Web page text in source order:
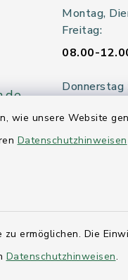
wie unsere Website
Datenschutzhinweisen
ermöglichen. Die
Datenschutzhinweisen.
Montag,
Freitag:
08.00-
Donnerstag
Mittwoch:
115